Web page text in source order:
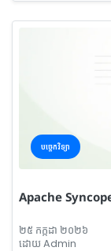
បច្ចេកវិទ្យា
Apache
២៥ កក្កដា ២០២៦
ដោយ Admin